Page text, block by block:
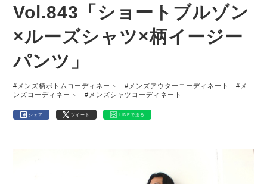
Vol.843「ショートブルゾン
×ルーズシャツ×柄イージー
パンツ」
#メンズ柄ボトムコーディネート #メンズアウターコーディネート
#メ
ンズコーディネート
#メンズシャツコーディネート
シェア ツイート LINEで送る